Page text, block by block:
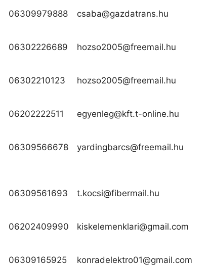
06309979888 csaba@gazdatrans.hu
06302226689 hozso2005@freemail.hu
06302210123 hozso2005@freemail.hu
06202222511 egyenleg@kft.t-online.hu
06309566678 yardingbarcs@freemail.hu
06309561693 t.kocsi@fibermail.hu
06202409990 kiskelemenklari@gmail.com
06309165925 konradelektro01@gmail.com